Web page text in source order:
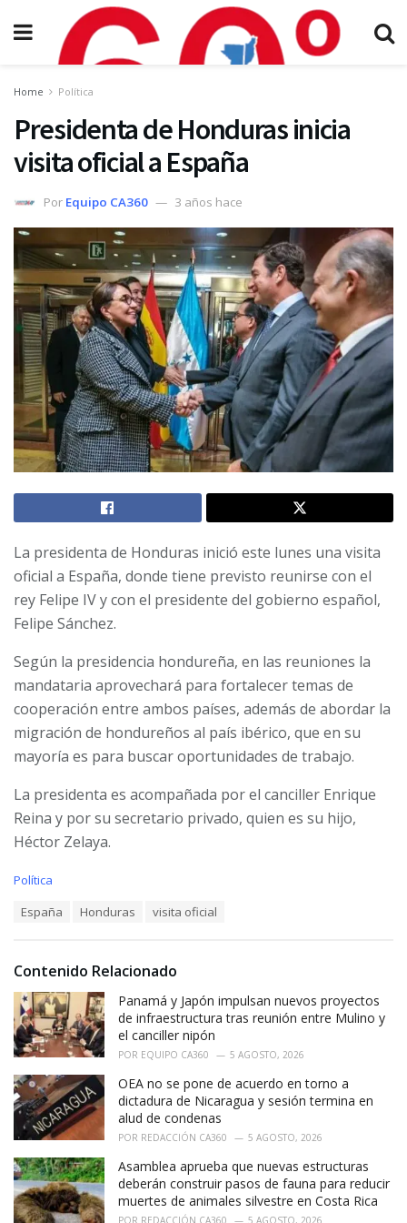
Home Política
Presidenta de Honduras inicia
visita oficial a España
Por Equipo CA360 3 años hace
La presidenta de Honduras inició este lunes una visita
oficial a España, donde tiene previsto reunirse con el
rey Felipe IV y con el presidente del gobierno español,
Felipe Sánchez.
Según la presidencia hondureña, en las reuniones la
mandataria aprovechará para fortalecer temas de
cooperación entre ambos países, además de abordar la
migración de hondureños al país ibérico, que en su
mayoría es para buscar oportunidades de trabajo.
La presidenta es acompañada por el canciller Enrique
Reina y por su secretario privado, quien es su hijo,
Héctor Zelaya.
C
r
i
s
:
Política
:
España Honduras visita oficial
Contenido Relacionado
Panamá y Japón impulsan nuevos proyectos
de infraestructura tras reunión entre Mulino y
el canciller nipón
POR EQUIPO CA360 5 AGOSTO, 2026
OEA no se pone de acuerdo en torno a
dictadura de Nicaragua y sesión termina en
alud de condenas
POR REDACCIÓN CA360 5 AGOSTO, 2026
Asamblea aprueba que nuevas estructuras
deberán construir pasos de fauna para reducir
muertes de animales silvestre en Costa Rica
POR REDACCIÓN CA360 5 AGOSTO, 2026